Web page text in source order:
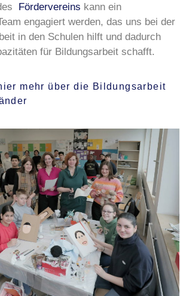
Fördervereins kann ein
engagiert werden, das uns bei der
in den Schulen hilft und dadurch
für Bildungsarbeit schafft.
mehr über die Bildungsarbeit